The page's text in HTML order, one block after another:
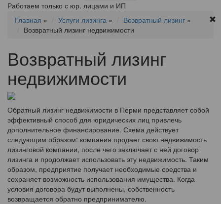
Работаем только с юр. лицами и ИП
Главная » Услуги лизинга » Возвратный лизинг »
Возвратный лизинг недвижимости
Возвратный лизинг
недвижимости
Обратный лизинг недвижимости в Перми представляет собой
эффективный способ для юридических лиц привлечь
дополнительное финансирование. Схема действует
следующим образом: компания продает свою недвижимость
лизинговой компании, после чего заключает с ней договор
лизинга и продолжает использовать эту недвижимость. Таким
образом, предприятие получает необходимые средства и
сохраняет возможность использования имущества. Когда
условия договора будут выполнены, собственность
возвращается обратно предпринимателю.